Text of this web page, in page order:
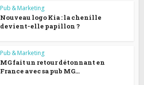
Pub & Marketing
Nouveau logo Kia : la chenille
devient-elle papillon ?
Pub & Marketing
MG fait un retour détonnant en
France avec sa pub MG...